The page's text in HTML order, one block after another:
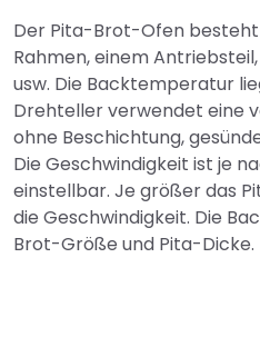
Der Pita-Brot-Ofen
Rahmen, einem
usw. Die Backtemperatur
Drehteller verwendet eine
ohne Beschichtung,
Die Geschwindigkeit ist je
einstellbar. Je größer das
die Geschwindigkeit. Die
Brot-Größe und Pita-Dicke.